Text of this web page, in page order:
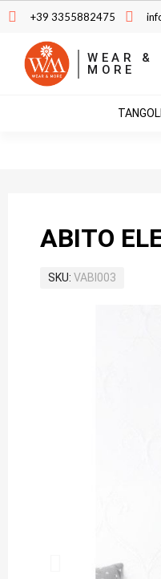
+39 3355882475
WEAR &
MORE
ABITO
SKU VABI003